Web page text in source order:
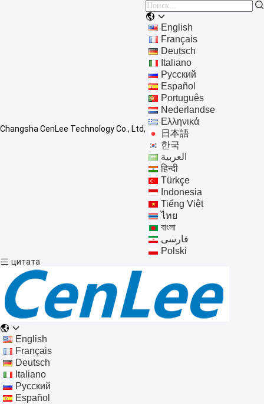
Changsha CenLee Technology Co., Ltd,
English
Français
Deutsch
Italiano
Русский
Español
Português
Nederlandse
Ελληνικά
日本語
한국
العربية
हिन्दी
Türkçe
Indonesia
Tiếng Việt
ไทย
বাংলা
فارسی
Polski
цитата
English
Français
Deutsch
Italiano
Русский
Español